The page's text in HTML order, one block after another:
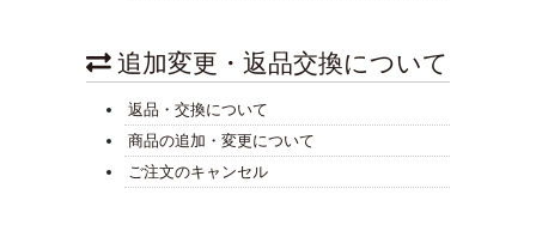
追加変更・返品交換について
返品・交換について
商品の追加・変更について
ご注文のキャンセル